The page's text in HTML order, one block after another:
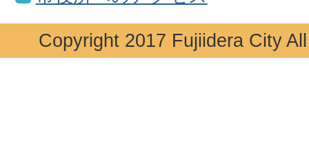
Copyright 2017 Fujiidera City